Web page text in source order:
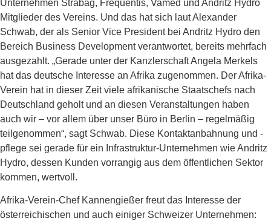
Unternehmen Strabag, Frequentis, Vamed und Andritz Hydro
Mitglieder des Vereins. Und das hat sich laut Alexander
Schwab, der als Senior Vice President bei Andritz Hydro den
Bereich Business Development verantwortet, bereits mehrfach
ausgezahlt. „Gerade unter der Kanzlerschaft Angela Merkels
hat das deutsche Interesse an Afrika zugenommen. Der Afrika-
Verein hat in dieser Zeit viele afrikanische Staatschefs nach
Deutschland geholt und an diesen Veranstaltungen haben
auch wir – vor allem über unser Büro in Berlin – regelmäßig
teilgenommen“, sagt Schwab. Diese Kontaktanbahnung und -
pflege sei gerade für ein Infrastruktur-Unternehmen wie Andritz
Hydro, dessen Kunden vorrangig aus dem öffentlichen Sektor
kommen, wertvoll.
Afrika-Verein-Chef Kannengießer freut das Interesse der
österreichischen und auch einiger Schweizer Unternehmen: